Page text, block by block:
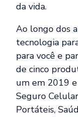
da vida.
Ao longo dos
tecnologia
para você e
de cinco
um em 2019
Seguro
Portáteis,